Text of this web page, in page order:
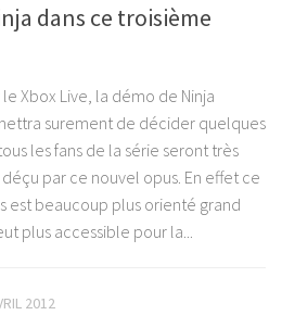
dans ce troisième
Xbox Live, la démo de Ninja
surement de décider quelques
les fans de la série seront très
par ce nouvel opus. En effet ce
est beaucoup plus orienté grand
plus accessible pour la...
2012